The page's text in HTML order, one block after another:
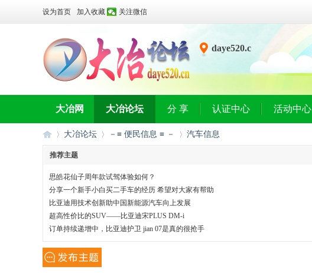
设为首页 加入收藏 关注微信
daye520.c
大冶网 大冶论坛 分 享 认证中心 活动中心
»
大冶论坛 －≡ 便民信息 ≡ －
›
汽车信息
推荐主题
思皓花仙子周年款试驾体验如何？
分享一个新手小白买二手车的经历 希望对大家有帮助
比亚迪用技术创新助中国新能源汽车向上发展
超高性价比的SUV——比亚迪宋PLUS DM-i
订单持续递增中，比亚迪护卫 jian 07是真的很抢手